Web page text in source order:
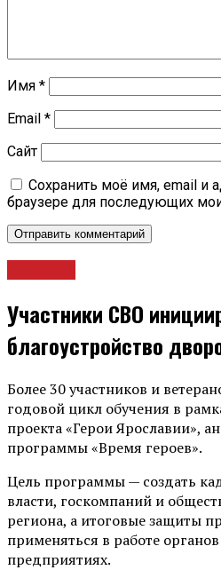
Имя *
Email *
Сайт
Сохранить моё имя, email и
браузере для последующих
Участники СВО
благоустройство
Более 30 участников и
годовой цикл обучения в
проекта «Герои Ярославии»,
программы «Время героев».
Цель программы — создать
власти, госкомпаний и
региона, а итоговые защиты
применяться в работе
предприятиях.